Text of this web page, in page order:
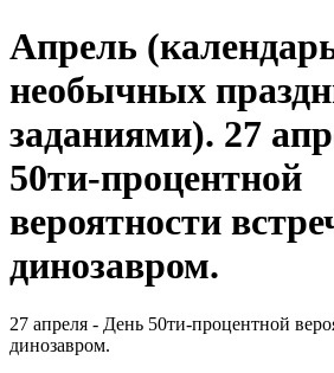
Апрель
необычных
заданиями). 27
50ти-процентной
вероятности
динозавром.
27 апреля - День 50ти-процентной
динозавром.